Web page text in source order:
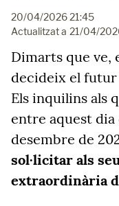
20/04/2026 21:45
Actualitzat a 21/04/
Dimarts que ve,
decideix el
Els inquilins als
entre aquest dia
desembre de
sol·licitar als
extraordinària